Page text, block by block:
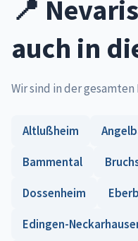
📍
auch in
Wir sind in der
Altlußheim
Bammental
Dossenheim
Edingen-